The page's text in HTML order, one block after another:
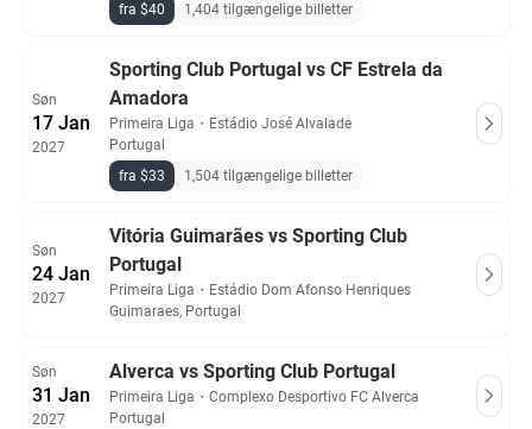
fra $40
1,404 tilgængelige billetter
Søn
17 Jan
2027
Sporting Club Portugal vs CF Estrela da
Amadora
Primeira Liga ・ Estádio José Alvalade
Portugal
fra $33
1,504 tilgængelige billetter
Søn
24 Jan
2027
Vitória Guimarães vs Sporting Club
Portugal
Primeira Liga ・ Estádio Dom Afonso Henriques
Guimaraes, Portugal
Søn
31 Jan
2027
Alverca vs Sporting Club Portugal
Primeira Liga ・ Complexo Desportivo FC Alverca
Portugal